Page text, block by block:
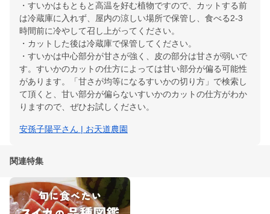
・すいかはもともと高温を好む植物ですので、カットする前
は冷蔵庫に入れず、屋内の涼しい場所で保管し、食べる2-3
時間前に冷やして召し上がってください。
・カットした後は冷蔵庫で保管してください。
・すいかは中心部分が甘さが強く、皮の部分は甘さが弱いで
す。すいかのカットの仕方によっては甘い部分が偏る可能性
があります。「甘さが均等になるすいかの切り方」で検索し
て頂くと、甘い部分が偏らないすいかのカットの仕方がわか
りますので、ぜひお試しください。
安孫子陽平さん | お天道農園
関連特集